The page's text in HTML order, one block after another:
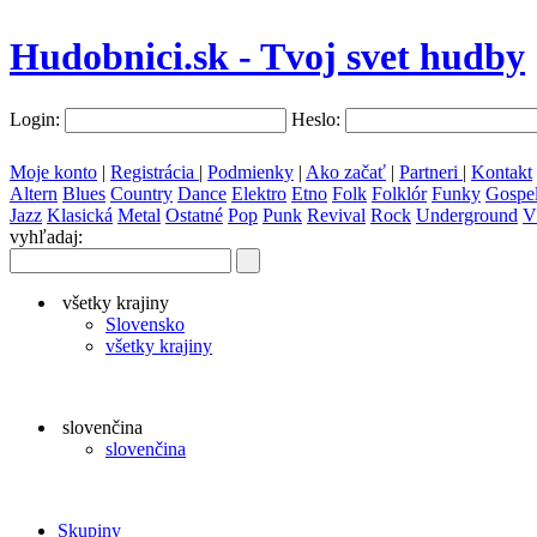
Hudobnici.sk - Tvoj svet hudby
Login: Heslo:
Moje konto | Registrácia | Podmienky | Ako začať | Partneri | Kontakt
Altern Blues Country Dance Elektro Etno Folk Folklór Funky Gospel
Jazz Klasická Metal Ostatné Pop Punk Revival Rock Underground
vyhľadaj:
všetky krajiny
Slovensko
všetky krajiny
slovenčina
slovenčina
Skupiny